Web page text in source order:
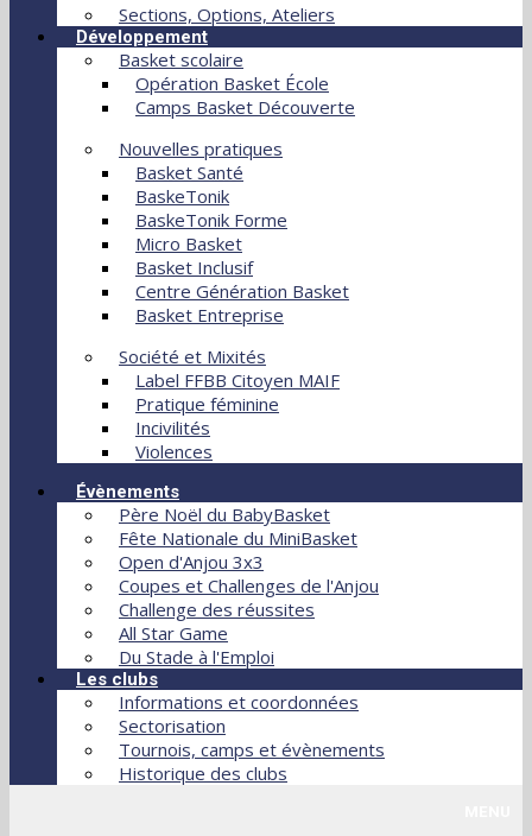
Sections, Options, Ateliers
Développement
Basket scolaire
Opération Basket École
Camps Basket Découverte
Nouvelles pratiques
Basket Santé
BaskeTonik
BaskeTonik Forme
Micro Basket
Basket Inclusif
Centre Génération Basket
Basket Entreprise
Société et Mixités
Label FFBB Citoyen MAIF
Pratique féminine
Incivilités
Violences
Évènements
Père Noël du BabyBasket
Fête Nationale du MiniBasket
Open d'Anjou 3x3
Coupes et Challenges de l'Anjou
Challenge des réussites
All Star Game
Du Stade à l'Emploi
Les clubs
Informations et coordonnées
Sectorisation
Tournois, camps et évènements
Historique des clubs